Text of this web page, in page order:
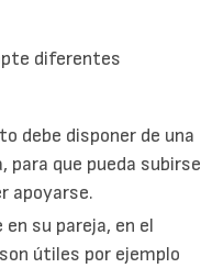
diferentes
debe disponer de una
para que pueda subirse
apoyarse.
su pareja, en el
útiles por ejemplo